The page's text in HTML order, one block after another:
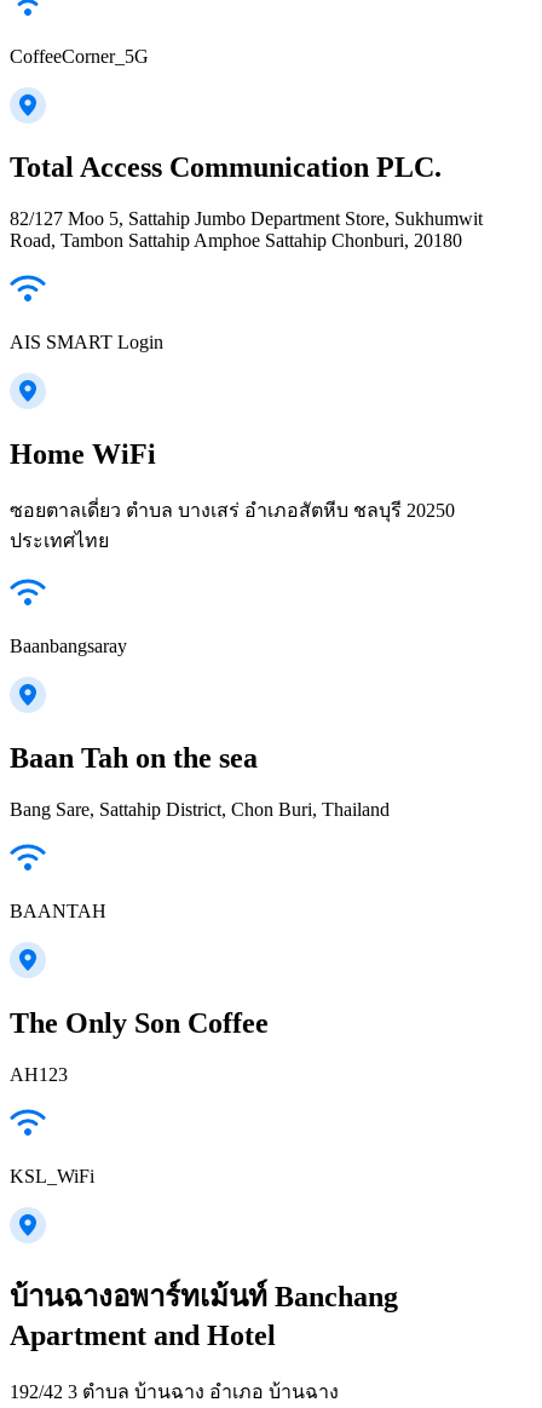
CoffeeCorner_5G
Total Access Communication PLC.
82/127 Moo 5, Sattahip Jumbo Department Store, Sukhumwit
Road, Tambon Sattahip Amphoe Sattahip Chonburi, 20180
AIS SMART Login
Home WiFi
ซอยตาลเดี่ยว ตำบล บางเสร่ อำเภอสัตหีบ ชลบุรี 20250
ประเทศไทย
Baanbangsaray
Baan Tah on the sea
Bang Sare, Sattahip District, Chon Buri, Thailand
BAANTAH
The Only Son Coffee
AH123
KSL_WiFi
บ้านฉางอพาร์ทเม้นท์ Banchang
Apartment and Hotel
192/42 3 ตำบล บ้านฉาง อำเภอ บ้านฉาง